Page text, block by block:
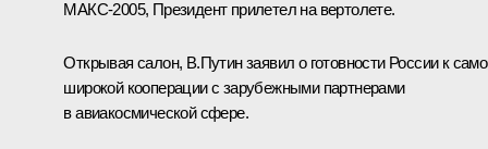
МАКС-2005, Президент прилетел на вертолете.
Открывая салон, В.Путин заявил о готовности России к
широкой кооперации с зарубежными партнерами
в авиакосмической сфере.